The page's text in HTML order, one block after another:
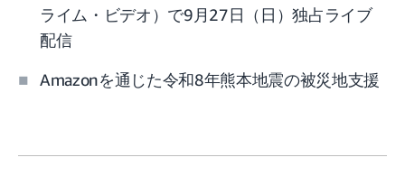
ライム・ビデオ）で9月27日（日）独占ライブ
配信
Amazonを通じた令和8年熊本地震の被災地支援